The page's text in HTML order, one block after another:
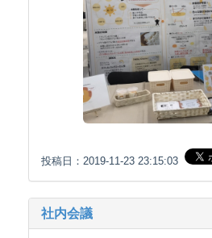
投稿日：2019-11-23 23:15:03
社内会議